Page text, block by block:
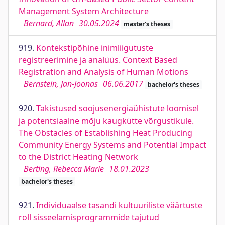
Management System Architecture
Bernard, Allan 30.05.2024 master's theses
919. Kontekstipõhine inimliigutuste
registreerimine ja analüüs. Context Based
Registration and Analysis of Human Motions
Bernstein, Jan-Joonas 06.06.2017 bachelor's theses
920. Takistused soojusenergiaühistute loomisel
ja potentsiaalne mõju kaugkütte võrgustikule.
The Obstacles of Establishing Heat Producing
Community Energy Systems and Potential Impact
to the District Heating Network
Berting, Rebecca Marie 18.01.2023
bachelor's theses
921. Individuaalse tasandi kultuuriliste väärtuste
roll sisseelamisprogrammide tajutud